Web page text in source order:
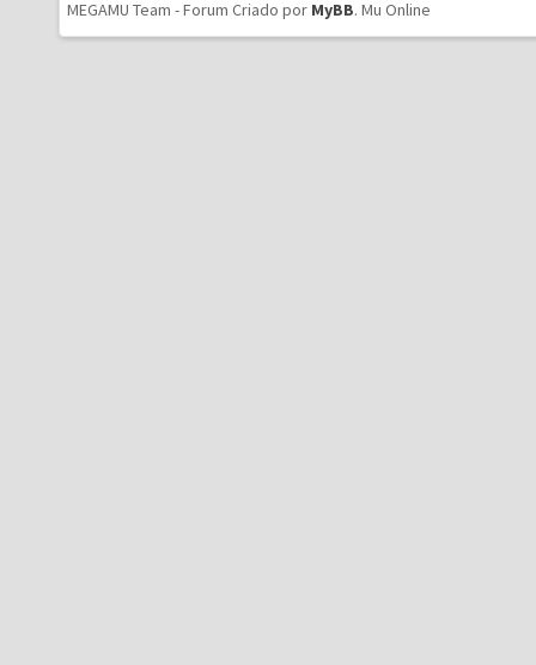
MEGAMU Team - Forum Criado por MyBB. Mu Online